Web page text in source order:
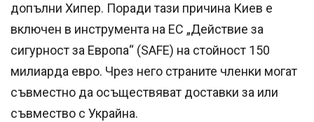
допълни Хипер. Поради тази причина Киев е
включен в инструмента на ЕС „Действие за
сигурност за Европа“ (SAFE) на стойност 150
милиарда евро. Чрез него страните членки могат
съвместно да осъществяват доставки за или
съвмество с Украйна.